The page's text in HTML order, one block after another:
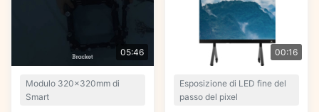
05:46
Modulo 320x320mm di
Smart
00:16
Esposizione di LED fine del
passo del pixel